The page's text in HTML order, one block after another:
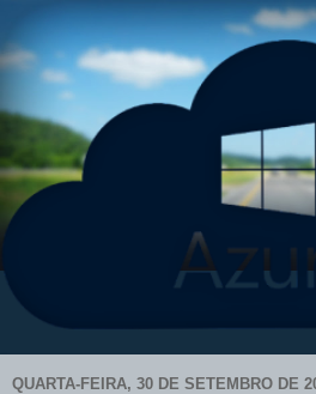
QUARTA-FEIRA, 30 DE SETEMBRO DE